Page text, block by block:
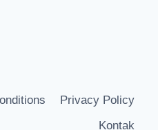
Privacy Policy
Kontak